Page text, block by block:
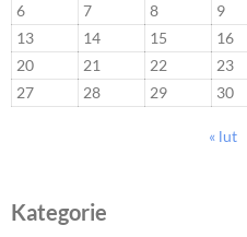
6
7 8 9
13
14 15 16
20
21 22 23
27
28 29 30
« lut
Kategorie